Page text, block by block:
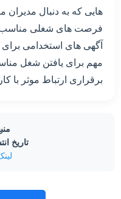
هایی که به دنبال
فرصت های شغلی مناسب را
آگهی های استخدامی برای
مهم برای یافتن شغل
برقراری ارتباط موثر با
تاریخ